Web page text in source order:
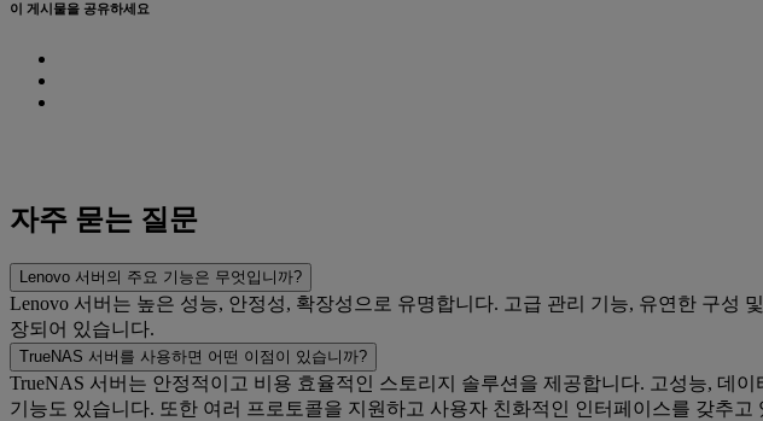
이 게시물을 공유하세요
자주 묻는 질문
Lenovo 서버의 주요 기능은 무엇입니까?
Lenovo 서버는 높은 성능, 안정성, 확장성으로 유명합니다. 고급 관리 기능, 유연한 구성
장되어 있습니다.
TrueNAS 서버를 사용하면 어떤 이점이 있습니까?
TrueNAS 서버는 안정적이고 비용 효율적인 스토리지 솔루션을 제공합니다. 고성능, 데
기능도 있습니다. 또한 여러 프로토콜을 지원하고 사용자 친화적인 인터페이스를 갖추고